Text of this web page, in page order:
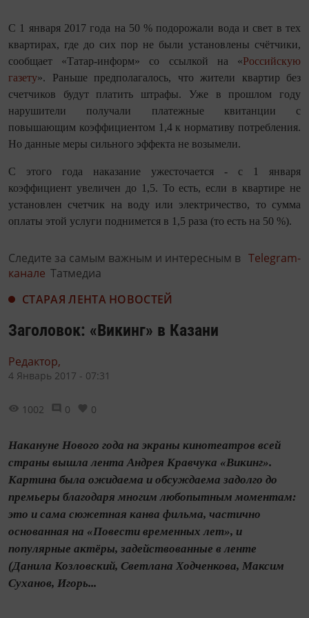
С 1 января 2017 года на 50 % подорожали вода и свет в тех
квартирах, где до сих пор не были установлены счётчики,
сообщает «Татар-информ» со ссылкой на «Российскую
газету». Раньше предполагалось, что жители квартир без
счетчиков будут платить штрафы. Уже в прошлом году
нарушители получали платежные квитанции с
повышающим коэффициентом 1,4 к нормативу потребления.
Но данные меры сильного эффекта не возымели.
С этого года наказание ужесточается - с 1 января
коэффициент увеличен до 1,5. То есть, если в квартире не
установлен счетчик на воду или электричество, то сумма
оплаты этой услуги поднимется в 1,5 раза (то есть на 50 %).
Следите за самым важным и интересным в Telegram-
канале Татмедиа
СТАРАЯ ЛЕНТА НОВОСТЕЙ
Заголовок: «Викинг» в Казани
Редактор,
4 Январь 2017 - 07:31
1002 0 0
Накануне Нового года на экраны кинотеатров всей
страны вышла лента Андрея Кравчука «Викинг».
Картина была ожидаема и обсуждаема задолго до
премьеры благодаря многим любопытным моментам:
это и сама сюжетная канва фильма, частично
основанная на «Повести временных лет», и
популярные актёры, задействованные в ленте
(Данила Козловский, Светлана Ходченкова, Максим
Суханов, Игорь...